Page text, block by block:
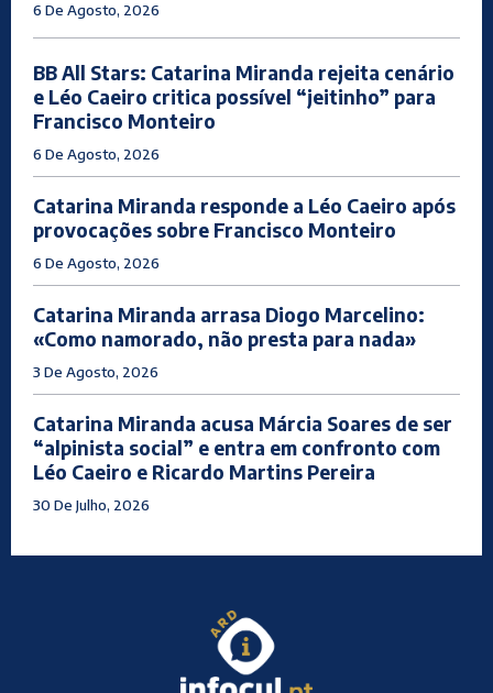
6 De Agosto, 2026
BB All Stars: Catarina Miranda rejeita cenário
e Léo Caeiro critica possível “jeitinho” para
Francisco Monteiro
6 De Agosto, 2026
Catarina Miranda responde a Léo Caeiro após
provocações sobre Francisco Monteiro
6 De Agosto, 2026
Catarina Miranda arrasa Diogo Marcelino:
«Como namorado, não presta para nada»
3 De Agosto, 2026
Catarina Miranda acusa Márcia Soares de ser
“alpinista social” e entra em confronto com
Léo Caeiro e Ricardo Martins Pereira
30 De Julho, 2026